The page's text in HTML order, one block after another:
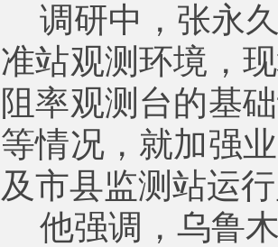
调研中，张永
准站观测环境，
阻率观测台的基
等情况，就加强
及市县监测站运
他强调，乌鲁